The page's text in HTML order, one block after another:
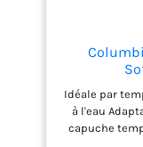
Idéale par
à l'eau
capuche